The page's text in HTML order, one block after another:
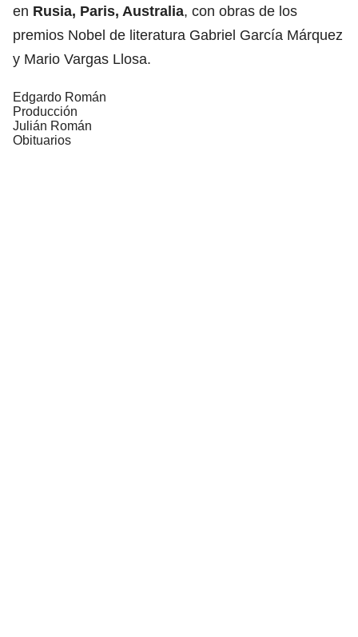
en Rusia, Paris, Australia, con obras de los
premios Nobel de literatura Gabriel García Márquez
y Mario Vargas Llosa.
Edgardo Román
Producción
Julián Román
Obituarios